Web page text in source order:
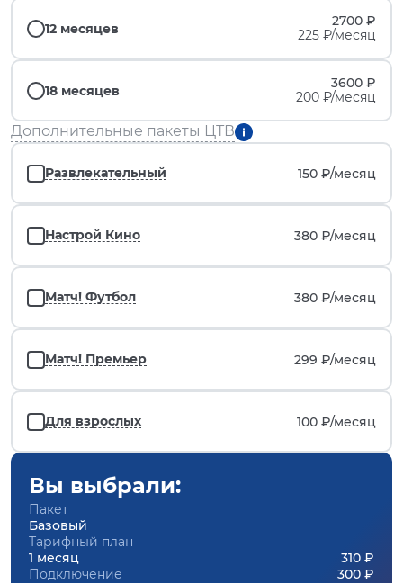
12 месяцев
2700 ₽
225 ₽/месяц
18 месяцев
3600 ₽
200 ₽/месяц
Дополнительные пакеты ЦТВ
Развлекательный 150 ₽/месяц
Настрой Кино 380 ₽/месяц
Матч! Футбол 380 ₽/месяц
Матч! Премьер 299 ₽/месяц
Для взрослых 100 ₽/месяц
Вы выбрали:
Пакет
Базовый
Тарифный план
1 месяц
310 ₽
Подключение
300 ₽